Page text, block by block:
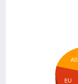
AS
EU